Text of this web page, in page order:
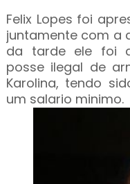
Felix Lopes foi
juntamente com a
da tarde ele foi
posse ilegal de
Karolina, tendo
um salario minimo.